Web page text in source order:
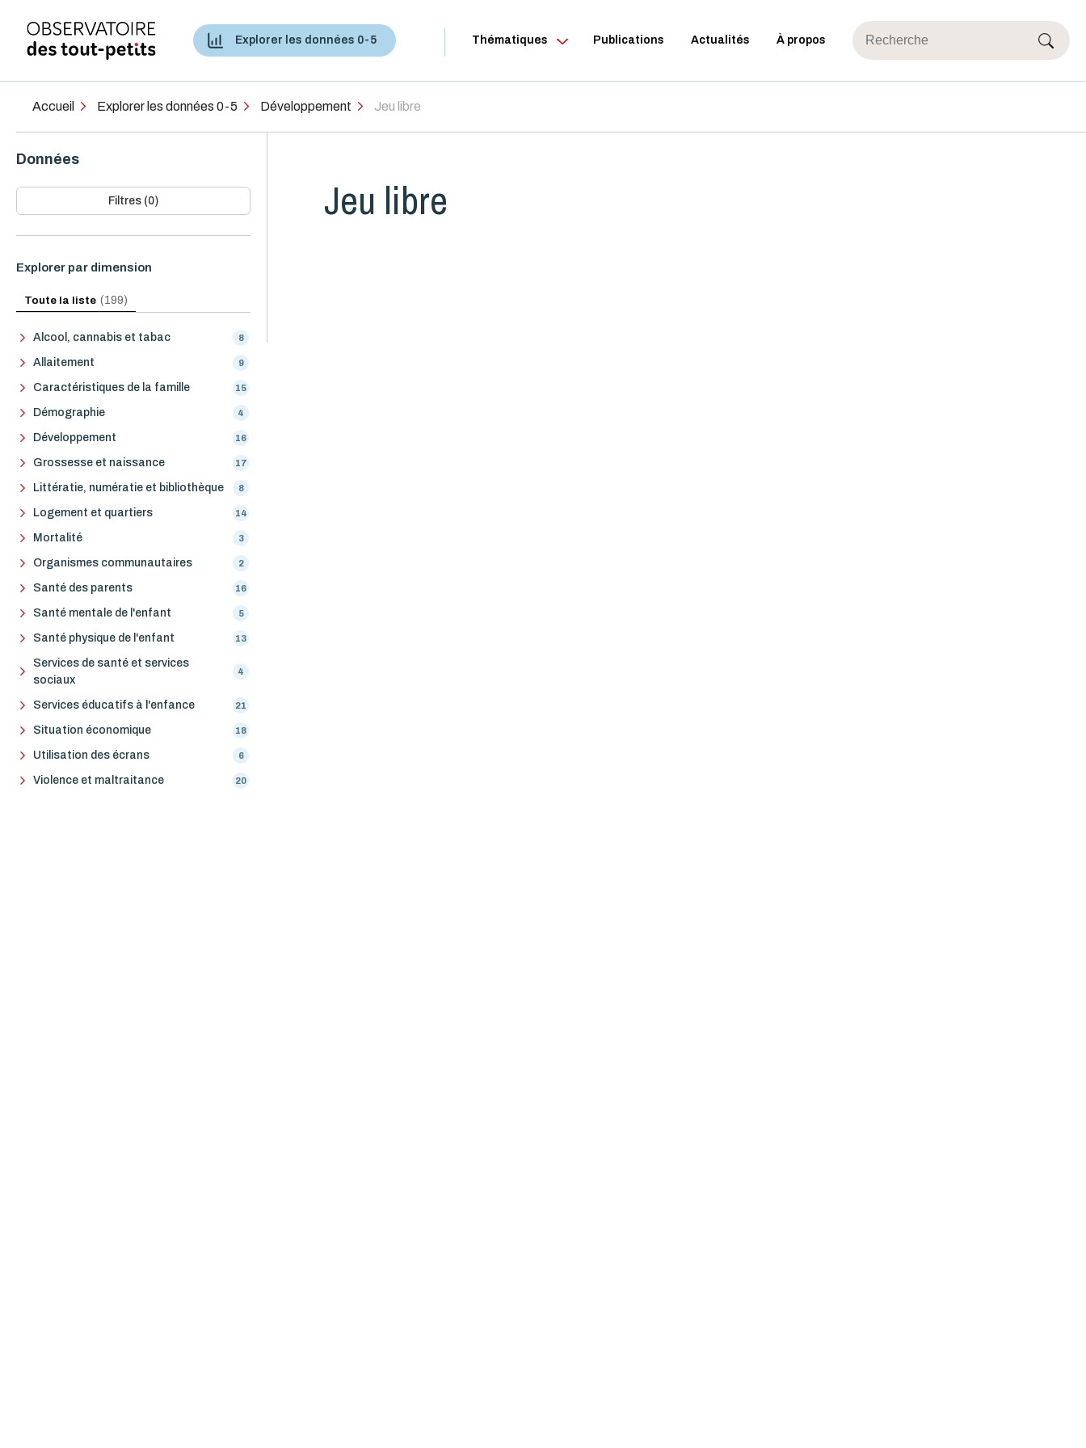
Thématiques
Explorer les données 0-5 Publications Actualités À propos
Accueil Explorer les données 0-5 Développement Jeu libre
Données
Filtres (0)
Explorer par dimension
Toute la liste (199)
Alcool, cannabis et tabac 8
Allaitement 9
Caractéristiques de la famille 15
Démographie 4
Développement 16
Grossesse et naissance 17
Littératie, numératie et bibliothèque 8
Logement et quartiers 14
Mortalité 3
Organismes communautaires 2
Santé des parents 16
Santé mentale de l'enfant 5
Santé physique de l'enfant 13
Services de santé et services
sociaux
4
Services éducatifs à l'enfance 21
Situation économique 18
Utilisation des écrans 6
Violence et maltraitance 20
Jeu libre